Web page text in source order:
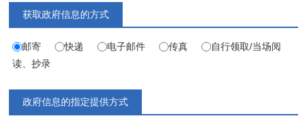
获取政府信息的方式
邮寄 快递 电子邮件 传真
自行领取/当场阅
读、抄录
政府信息的指定提供方式